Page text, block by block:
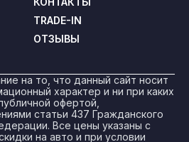
TRADE-IN
ОТЗЫВЫ
на то, что данный сайт носит
характер и ни при каких
офертой,
статьи 437 Гражданского
Все цены указаны с
на авто и при условии